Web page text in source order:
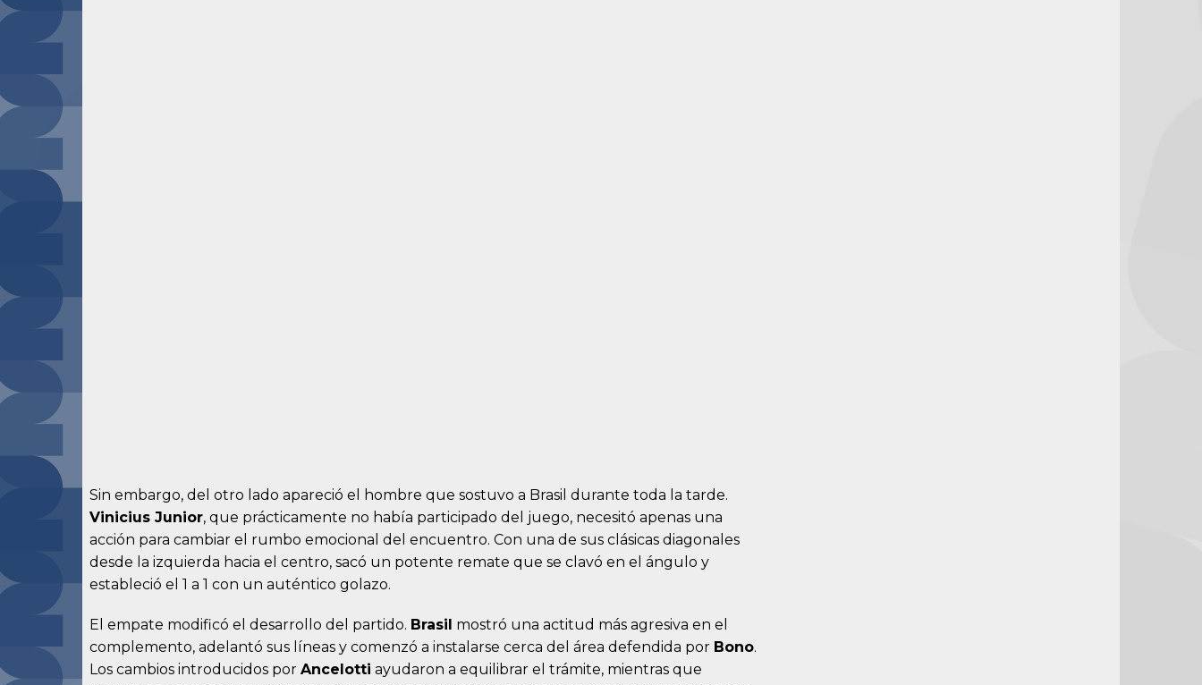
Sin embargo, del otro lado apareció el hombre que sostuvo a Brasil durante toda la tarde.
Vinicius Junior, que prácticamente no había participado del juego, necesitó apenas una
acción para cambiar el rumbo emocional del encuentro. Con una de sus clásicas diagonales
desde la izquierda hacia el centro, sacó un potente remate que se clavó en el ángulo y
estableció el 1 a 1 con un auténtico golazo.
El empate modificó el desarrollo del partido. Brasil mostró una actitud más agresiva en el
complemento, adelantó sus líneas y comenzó a instalarse cerca del área defendida por Bono.
Los cambios introducidos por Ancelotti ayudaron a equilibrar el trámite, mientras que